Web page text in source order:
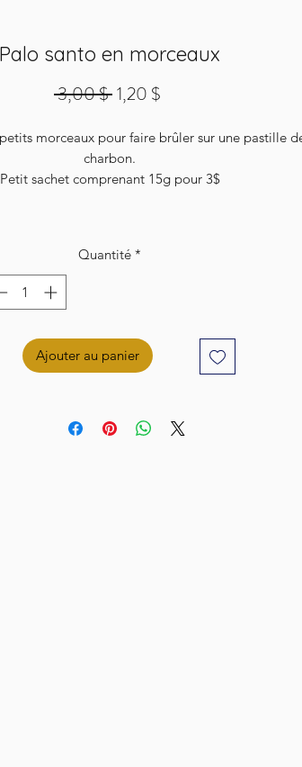
Palo santo en morceaux
3,00 $ Prix
1,20 $
morceaux pour faire brûler sur une pastille
charbon.
Petit sachet comprenant 15g pour 3$
Quantité *
Ajouter au panier